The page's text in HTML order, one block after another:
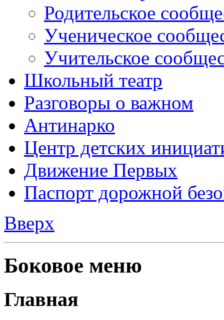
Родительское
Ученическое
Учительское
Школьный театр
Разговоры о важном
Антинарко
Центр детских
Движение Первых
Паспорт дорожной
Вверх
Боковое меню
Главная